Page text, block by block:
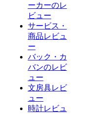
ーカーのレ
ビュー
サービス・
商品レビュ
ー
バック・カ
バンのレビ
ュー
文房具レビ
ュー
時計レビュ